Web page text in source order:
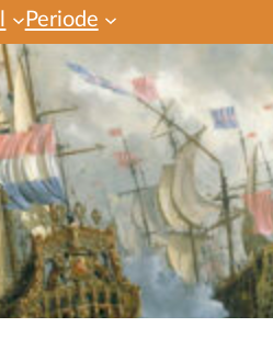
Periode